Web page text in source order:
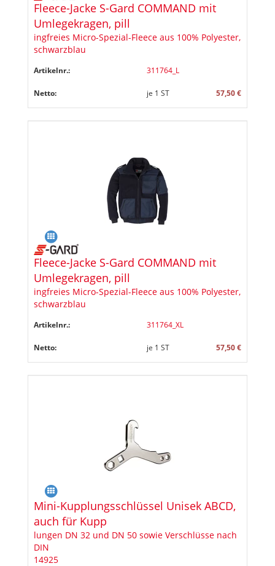
Fleece-Jacke S-Gard COMMAND mit
Umlegekragen, pill
ingfreies Micro-Spezial-Fleece aus 100% Polyester,
schwarzblau
Artikelnr.: 311764_L
Netto: je 1 ST 57,50 €
Fleece-Jacke S-Gard COMMAND mit
Umlegekragen, pill
ingfreies Micro-Spezial-Fleece aus 100% Polyester,
schwarzblau
Artikelnr.: 311764_XL
Netto: je 1 ST 57,50 €
Mini-Kupplungsschlüssel Unisek ABCD,
auch für Kupp
lungen DN 32 und DN 50 sowie Verschlüsse nach
DIN
14925